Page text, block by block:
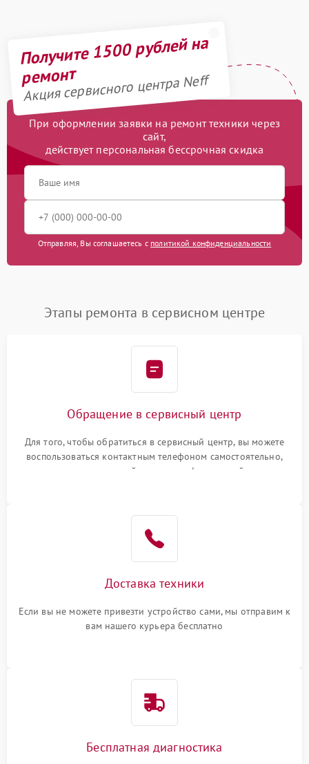
Получите 1500 рублей на
ремонт
Акция сервисного центра Neff
При оформлении заявки на ремонт техники через
сайт,
действует персональная бессрочная скидка
Отправляя, Вы соглашаетесь с политикой конфиденциальности
Этапы ремонта в сервисном центре
Обращение в сервисный центр
Для того, чтобы обратиться в сервисный центр, вы можете
воспользоваться контактным телефоном самостоятельно,
или оставить свой номер телефона на сайте
Доставка техники
Если вы не можете привезти устройство сами, мы отправим к
вам нашего курьера бесплатно
Бесплатная диагностика